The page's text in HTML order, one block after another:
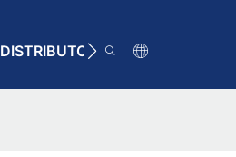
DISTRIBUTORE RISORSA